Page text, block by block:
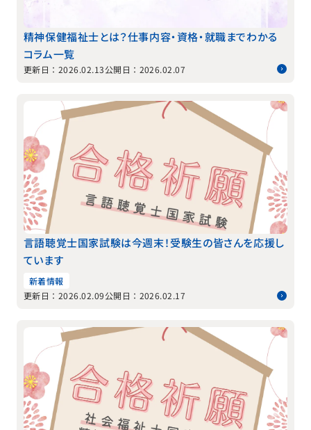
精神保健福祉士とは？仕事内容・資格・就職までわかる
コラム一覧
更新日：2026.02.13公開日：2026.02.07
言語聴覚士国家試験は今週末！受験生の皆さんを応援し
ています
新着情報
更新日：2026.02.09公開日：2026.02.17